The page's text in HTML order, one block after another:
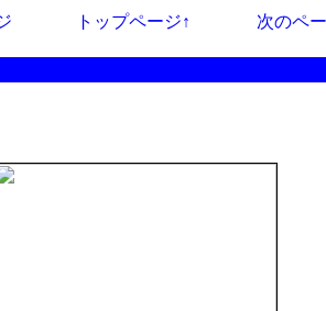
トップページ↑ 次のペ